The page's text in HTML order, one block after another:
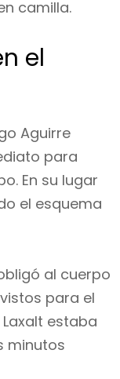
camilla.
el
Aguirre
para
En su lugar
el esquema
al cuerpo
para el
estaba
minutos